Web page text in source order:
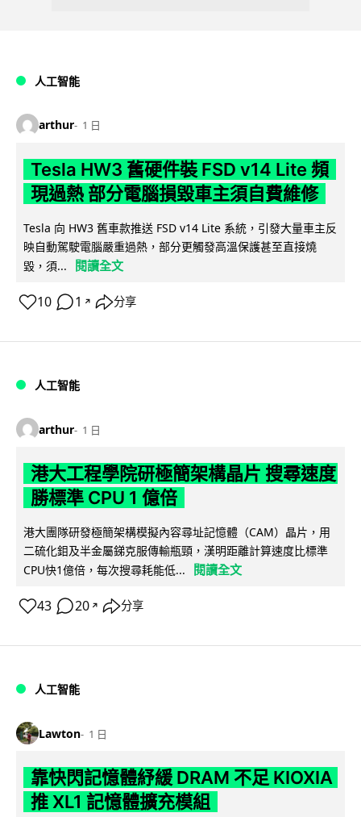
人工智能
arthur 1 日
Tesla HW3 舊硬件裝 FSD v14 Lite 頻
現過熱 部分電腦損毀車主須自費維修
Tesla 向 HW3 舊車款推送 FSD v14 Lite 系統，引發大量車主反
映自動駕駛電腦嚴重過熱，部分更觸發高溫保護甚至直接燒
毀，須...
閱讀全文
10 1 ↗ 分享
人工智能
arthur 1 日
港大工程學院研極簡架構晶片 搜尋速度
勝標準 CPU 1 億倍
港大團隊研發極簡架構模擬內容尋址記憶體（CAM）晶片，用
二硫化鉬及半金屬銻克服傳輸瓶頸，漢明距離計算速度比標準
CPU快1億倍，每次搜尋耗能低...
閱讀全文
43 20 ↗ 分享
人工智能
Lawton 1 日
靠快閃記憶體紓緩 DRAM 不足 KIOXIA
推 XL1 記憶體擴充模組